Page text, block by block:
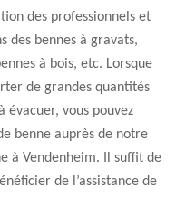
des professionnels et
des bennes à gravats,
à bois, etc. Lorsque
de grandes quantités
évacuer, vous pouvez
benne auprès de notre
à Vendenheim. Il suffit de
de l’assistance de